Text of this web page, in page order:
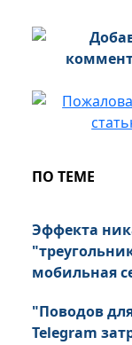
ПО ТЕМЕ
Эффекта
мобильная
"Поводов
Telegram